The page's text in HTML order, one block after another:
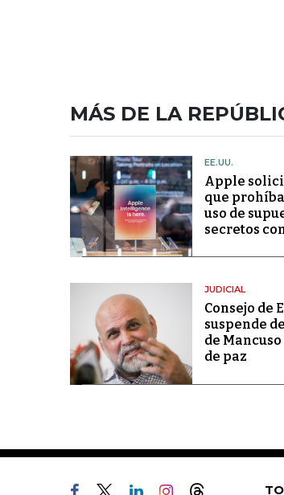
MÁS DE LA
EE.UU.
Apple
que
uso de
secretos
JUDICIAL
Consejo de
suspende
de
de paz